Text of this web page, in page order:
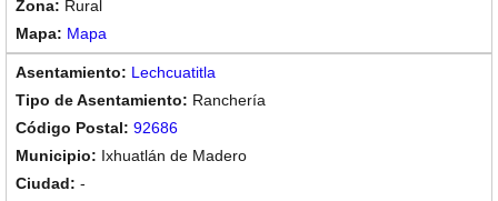
Rural
Mapa
Lechcuatitla
Ranchería
92686
Ixhuatlán de Madero
-